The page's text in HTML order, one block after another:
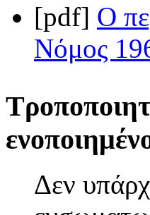
[pdf] Ο
Νόμος
Δεν